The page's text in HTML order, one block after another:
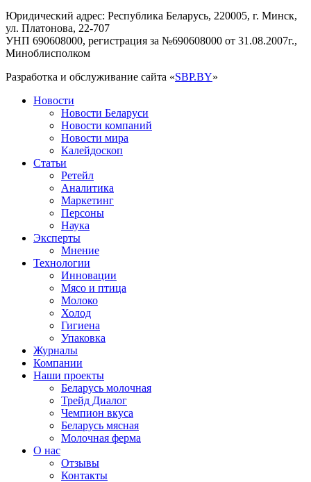
Юридический адрес: Республика Беларусь, 220005, г. Минск,
ул. Платонова, 22-707
УНП 690608000, регистрация за №690608000 от 31.08.2007г.,
Миноблисполком
Разработка и обслуживание сайта «SBP.BY»
Новости
Новости Беларуси
Новости компаний
Новости мира
Калейдоскоп
Статьи
Ретейл
Аналитика
Маркетинг
Персоны
Наука
Эксперты
Мнение
Технологии
Инновации
Мясо и птица
Молоко
Холод
Гигиена
Упаковка
Журналы
Компании
Наши проекты
Беларусь молочная
Трейд Диалог
Чемпион вкуса
Беларусь мясная
Молочная ферма
О нас
Отзывы
Контакты